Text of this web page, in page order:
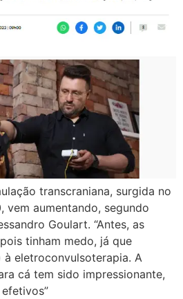
transcraniana, surgida no
vem aumentando, segundo
Goulart. “Antes, as
tinham medo, já que
eletroconvulsoterapia. A
cá tem sido impressionante,